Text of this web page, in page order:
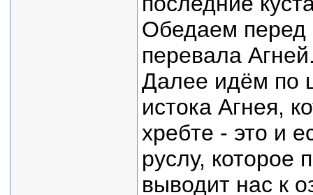
Обедаем перед
перевала
Далее идём по
истока Агнея,
хребте - это и
руслу, которое
выводит нас к